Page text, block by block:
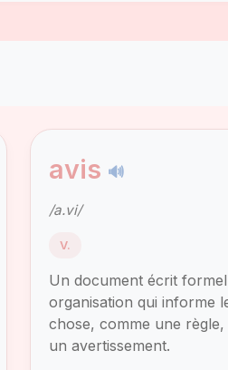
avis 🔊
/a.vi/
V.
Un document écrit
organisation qui informe
chose, comme une
un avertissement.